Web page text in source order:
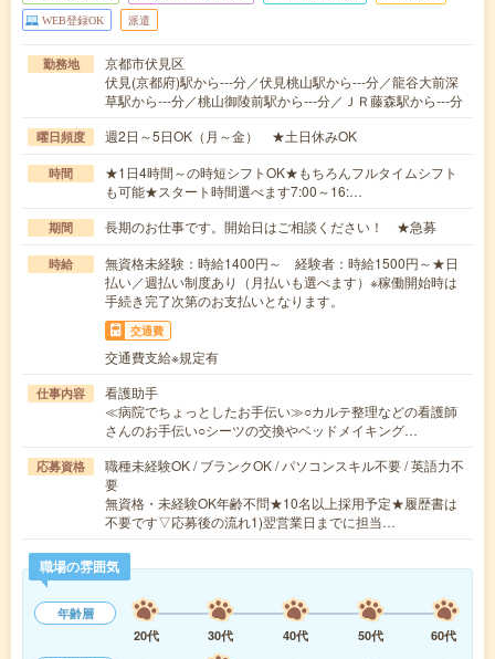
WEB登録OK 派遣
勤務地
京都市伏見区
伏見(京都府)駅から---分／伏見桃山駅から---分／龍谷大前深
草駅から---分／桃山御陵前駅から---分／ＪＲ藤森駅から---分
曜日頻度 週2日～5日OK（月～金） ★土日休みOK
時間
★1日4時間～の時短シフトOK★もちろんフルタイムシフト
も可能★スタート時間選べます7:00～16:…
期間 長期のお仕事です。開始日はご相談ください！ ★急募
時給
無資格未経験：時給1400円～ 経験者：時給1500円～★日
払い／週払い制度あり（月払いも選べます）※稼働開始時は
手続き完了次第のお支払いとなります。
交通費
交通費支給※規定有
仕事内容
看護助手
≪病院でちょっとしたお手伝い≫○カルテ整理などの看護師
さんのお手伝い○シーツの交換やベッドメイキング…
応募資格
職種未経験OK / ブランクOK / パソコンスキル不要 / 英語力不
要
無資格・未経験OK年齢不問★10名以上採用予定★履歴書は
不要です▽応募後の流れ1)翌営業日までに担当…
職場の雰囲気
年齢層
20代
30代 40代 50代
60代